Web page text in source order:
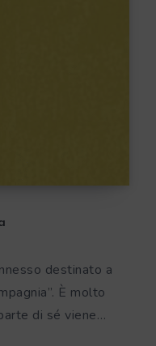
destinato a
È molto
di sé viene…